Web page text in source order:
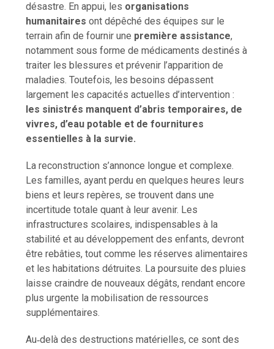
désastre. En appui, les organisations
humanitaires ont dépêché des équipes sur le
terrain afin de fournir une première assistance,
notamment sous forme de médicaments destinés à
traiter les blessures et prévenir l’apparition de
maladies. Toutefois, les besoins dépassent
largement les capacités actuelles d’intervention :
les sinistrés manquent d’abris temporaires, de
vivres, d’eau potable et de fournitures
essentielles à la survie.
La reconstruction s’annonce longue et complexe.
Les familles, ayant perdu en quelques heures leurs
biens et leurs repères, se trouvent dans une
incertitude totale quant à leur avenir. Les
infrastructures scolaires, indispensables à la
stabilité et au développement des enfants, devront
être rebâties, tout comme les réserves alimentaires
et les habitations détruites. La poursuite des pluies
laisse craindre de nouveaux dégâts, rendant encore
plus urgente la mobilisation de ressources
supplémentaires.
Au‑delà des destructions matérielles, ce sont des